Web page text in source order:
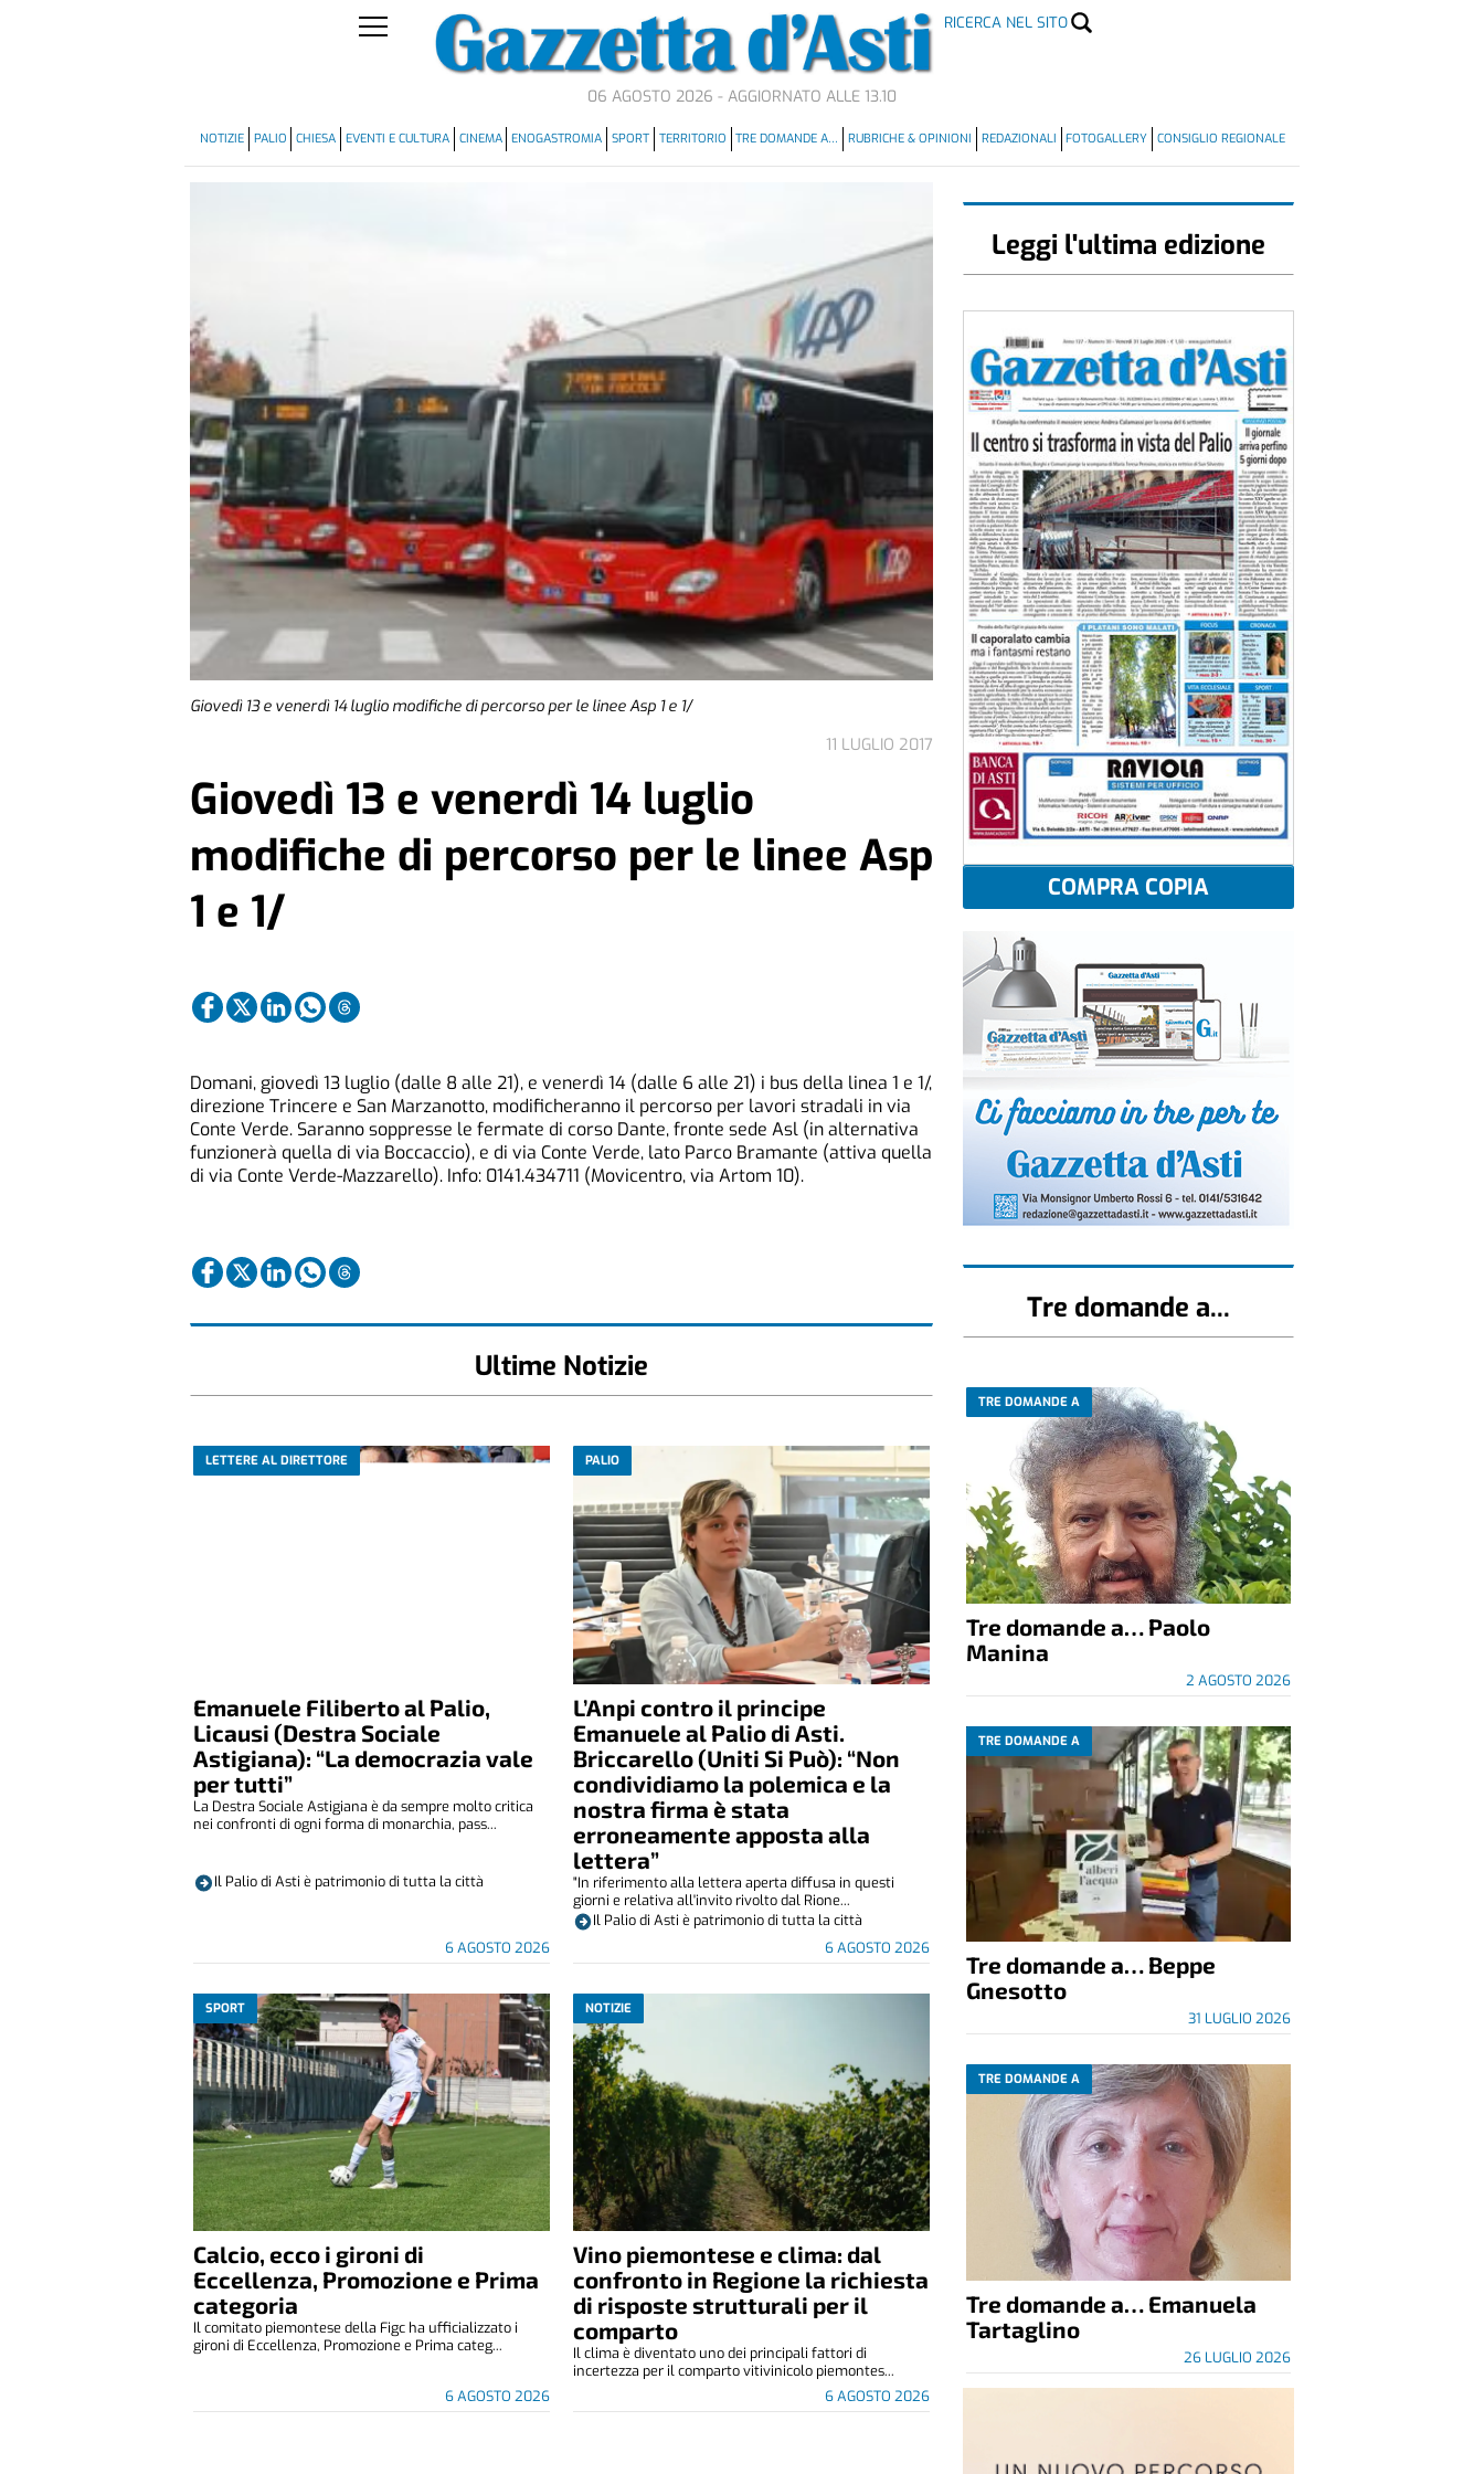
RICERCA NEL SITO
06 AGOSTO 2026 - AGGIORNATO ALLE 13.10
NOTIZIE PALIO CHIESA EVENTI E CULTURA CINEMA ENOGASTROMIA SPORT TERRITORIO TRE DOMANDE A… RUBRICHE & OPINIONI REDAZIONALI FOTOGALLERY CONSIGLIO REGIONALE
Giovedì 13 e venerdì 14 luglio modifiche di percorso per le linee Asp 1 e 1/
11 LUGLIO 2017
Giovedì 13 e venerdì 14 luglio
modifiche di percorso per le linee Asp
1 e 1/
Domani, giovedì 13 luglio (dalle 8 alle 21), e venerdì 14 (dalle 6 alle 21) i bus della linea 1 e 1/,
direzione Trincere e San Marzanotto, modificheranno il percorso per lavori stradali in via
Conte Verde. Saranno soppresse le fermate di corso Dante, fronte sede Asl (in alternativa
funzionerà quella di via Boccaccio), e di via Conte Verde, lato Parco Bramante (attiva quella
di via Conte Verde-Mazzarello). Info: 0141.434711 (Movicentro, via Artom 10).
Ultime Notizie
LETTERE AL DIRETTORE
Emanuele Filiberto al Palio,
Licausi (Destra Sociale
Astigiana): “La democrazia vale
per tutti”
6 AGOSTO 2026
La Destra Sociale Astigiana è da sempre molto critica
nei confronti di ogni forma di monarchia, pass...
Il Palio di Asti è patrimonio di tutta la città
PALIO
L’Anpi contro il principe
Emanuele al Palio di Asti.
Briccarello (Uniti Si Può): “Non
condividiamo la polemica e la
nostra firma è stata
erroneamente apposta alla
lettera”
6 AGOSTO 2026
"In riferimento alla lettera aperta diffusa in questi
giorni e relativa all'invito rivolto dal Rione...
Il Palio di Asti è patrimonio di tutta la città
SPORT
Calcio, ecco i gironi di
Eccellenza, Promozione e Prima
categoria
6 AGOSTO 2026
Il comitato piemontese della Figc ha ufficializzato i
gironi di Eccellenza, Promozione e Prima categ...
NOTIZIE
Vino piemontese e clima: dal
confronto in Regione la richiesta
di risposte strutturali per il
comparto
6 AGOSTO 2026
Il clima è diventato uno dei principali fattori di
incertezza per il comparto vitivinicolo piemontes...
Leggi l'ultima edizione
COMPRA COPIA
Tre domande a...
TRE DOMANDE A
Tre domande a… Paolo
Manina
2 AGOSTO 2026
TRE DOMANDE A
Tre domande a… Beppe
Gnesotto
31 LUGLIO 2026
TRE DOMANDE A
Tre domande a… Emanuela
Tartaglino
26 LUGLIO 2026